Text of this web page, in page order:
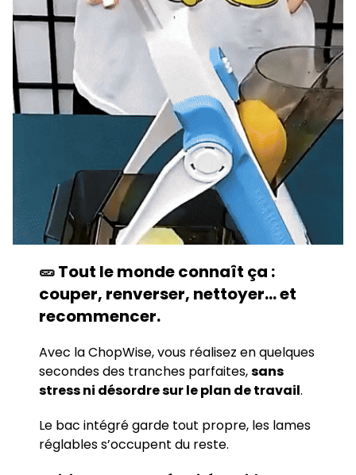
🥒 Tout le monde connaît ça :
couper, renverser, nettoyer… et
recommencer.
Avec la ChopWise, vous réalisez en quelques
secondes des tranches parfaites,sans
stress ni désordre sur le plan de travail.
Le bac intégré garde tout propre, les lames
réglables s’occupent du reste.